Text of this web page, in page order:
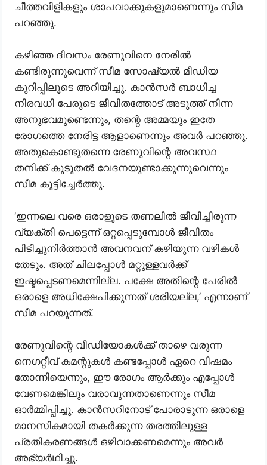
ചീത്തവിളികളും ശാപവാക്കുകളുമാണെന്നും സീമ
പറഞ്ഞു.
കഴിഞ്ഞ ദിവസം രേണുവിനെ നേരിൽ
കണ്ടിരുന്നുവെന്ന് സീമ സോഷ്യൽ മീഡിയ
കുറിപ്പിലൂടെ അറിയിച്ചു. കാൻസർ ബാധിച്ച
നിരവധി പേരുടെ ജീവിതത്തോട് അടുത്ത് നിന്ന
അനുഭവമുണ്ടെന്നും, തന്റെ അമ്മയും ഇതേ
രോഗത്തെ നേരിട്ട ആളാണെന്നും അവർ പറഞ്ഞു.
അതുകൊണ്ടുതന്നെ രേണുവിന്റെ അവസ്ഥ
തനിക്ക് കൂടുതൽ വേദനയുണ്ടാക്കുന്നുവെന്നും
സീമ കൂട്ടിച്ചേർത്തു.
‘ഇന്നലെ വരെ ഒരാളുടെ തണലിൽ ജീവിച്ചിരുന്ന
വ്യക്തി പെട്ടെന്ന് ഒറ്റപ്പെടുമ്പോൾ ജീവിതം
പിടിച്ചുനിർത്താൻ അവനവന് കഴിയുന്ന വഴികൾ
തേടും. അത് ചിലപ്പോൾ മറ്റുള്ളവർക്ക്
ഇഷ്ടപ്പെടണമെന്നില്ല. പക്ഷേ അതിന്റെ പേരിൽ
ഒരാളെ അധിക്ഷേപിക്കുന്നത് ശരിയല്ല,’ എന്നാണ്
സീമ പറയുന്നത്.
രേണുവിന്റെ വീഡിയോകൾക്ക് താഴെ വരുന്ന
നെഗറ്റീവ് കമന്റുകൾ കണ്ടപ്പോൾ ഏറെ വിഷമം
തോന്നിയെന്നും, ഈ രോഗം ആർക്കും എപ്പോൾ
വേണമെങ്കിലും വരാവുന്നതാണെന്നും സീമ
ഓർമ്മിപ്പിച്ചു. കാൻസറിനോട് പോരാടുന്ന ഒരാളെ
മാനസികമായി തകർക്കുന്ന തരത്തിലുള്ള
പ്രതികരണങ്ങൾ ഒഴിവാക്കണമെന്നും അവർ
അഭ്യർഥിച്ചു.